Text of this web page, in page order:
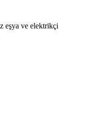
eşya ve elektrikçi